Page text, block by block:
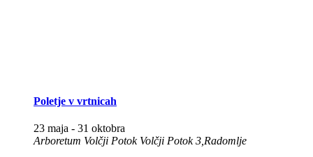
Poletje v vrtnicah
23 maja - 31 oktobra
Arboretum Volčji Potok Volčji Potok 3,Radomlje